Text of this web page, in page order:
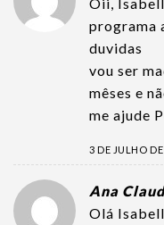
programa
duvidas
vou ser
mêses e
me ajude
3 DE JULHO
Ana
Olá